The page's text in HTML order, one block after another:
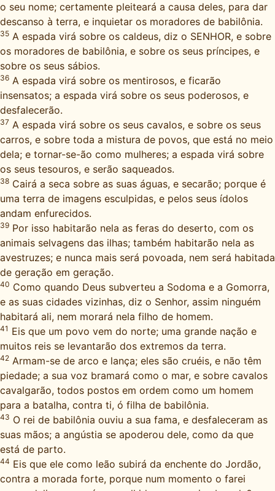
o seu nome; certamente pleiteará a causa deles, para dar
descanso à terra, e inquietar os moradores de babilônia.
35 A espada virá sobre os caldeus, diz o SENHOR, e sobre
os moradores de babilônia, e sobre os seus príncipes, e
sobre os seus sábios.
36 A espada virá sobre os mentirosos, e ficarão
insensatos; a espada virá sobre os seus poderosos, e
desfalecerão.
37 A espada virá sobre os seus cavalos, e sobre os seus
carros, e sobre toda a mistura de povos, que está no meio
dela; e tornar-se-ão como mulheres; a espada virá sobre
os seus tesouros, e serão saqueados.
38 Cairá a seca sobre as suas águas, e secarão; porque é
uma terra de imagens esculpidas, e pelos seus ídolos
andam enfurecidos.
39 Por isso habitarão nela as feras do deserto, com os
animais selvagens das ilhas; também habitarão nela as
avestruzes; e nunca mais será povoada, nem será habitada
de geração em geração.
40 Como quando Deus subverteu a Sodoma e a Gomorra,
e as suas cidades vizinhas, diz o Senhor, assim ninguém
habitará ali, nem morará nela filho de homem.
41 Eis que um povo vem do norte; uma grande nação e
muitos reis se levantarão dos extremos da terra.
42 Armam-se de arco e lança; eles são cruéis, e não têm
piedade; a sua voz bramará como o mar, e sobre cavalos
cavalgarão, todos postos em ordem como um homem
para a batalha, contra ti, ó filha de babilônia.
43 O rei de babilônia ouviu a sua fama, e desfaleceram as
suas mãos; a angústia se apoderou dele, como da que
está de parto.
44 Eis que ele como leão subirá da enchente do Jordão,
contra a morada forte, porque num momento o farei